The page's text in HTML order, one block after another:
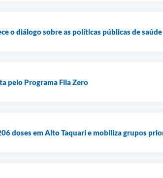
o diálogo sobre as políticas públicas de saúde
pelo Programa Fila Zero
doses em Alto Taquari e mobiliza grupos